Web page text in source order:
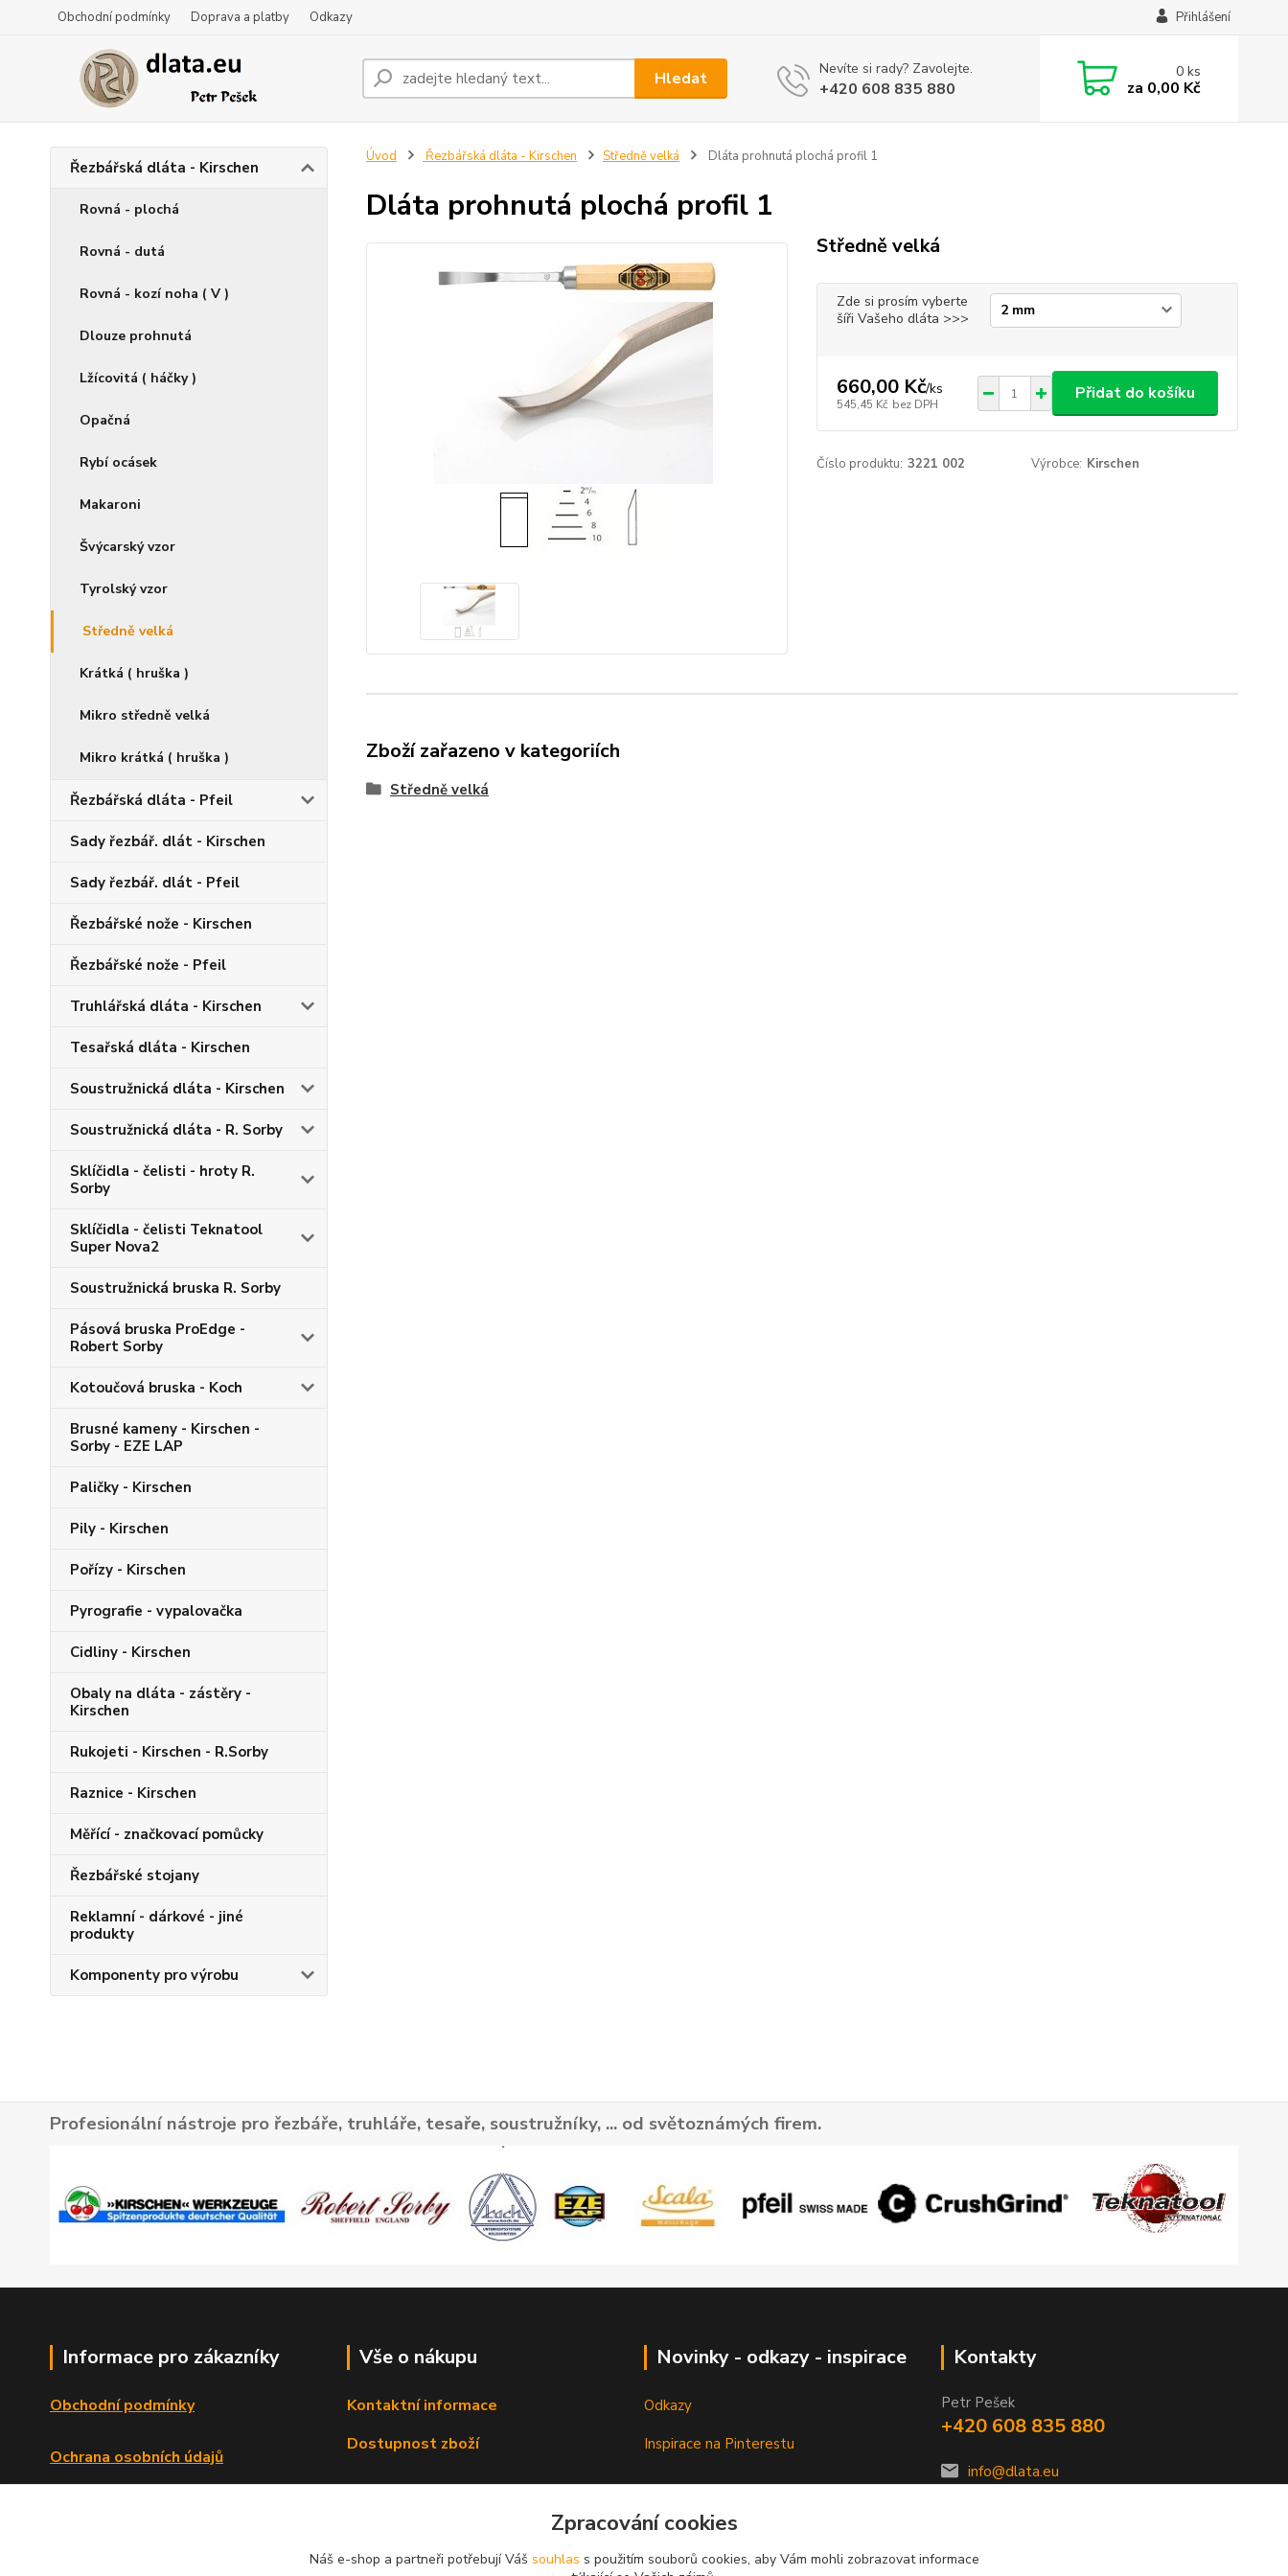
Obchodní podmínky Doprava a platby Odkazy Přihlášení
Hledat Nevíte si rady? Zavolejte.
+420 608 835 880
0ks
za 0,00 Kč
Řezbářská dláta - Kirschen
Rovná - plochá
Rovná - dutá
Rovná - kozí noha ( V )
Dlouze prohnutá
Lžícovitá ( háčky )
Opačná
Rybí ocásek
Makaroni
Švýcarský vzor
Tyrolský vzor
Středně velká
Krátká ( hruška )
Mikro středně velká
Mikro krátká ( hruška )
Řezbářská dláta - Pfeil
Sady řezbář. dlát - Kirschen
Sady řezbář. dlát - Pfeil
Řezbářské nože - Kirschen
Řezbářské nože - Pfeil
Truhlářská dláta - Kirschen
Tesařská dláta - Kirschen
Soustružnická dláta - Kirschen
Soustružnická dláta - R. Sorby
Sklíčidla - čelisti - hroty R.
Sorby
Sklíčidla - čelisti Teknatool
Super Nova2
Soustružnická bruska R. Sorby
Pásová bruska ProEdge -
Robert Sorby
Kotoučová bruska - Koch
Brusné kameny - Kirschen -
Sorby - EZE LAP
Paličky - Kirschen
Pily - Kirschen
Pořízy - Kirschen
Pyrografie - vypalovačka
Cidliny - Kirschen
Obaly na dláta - zástěry -
Kirschen
Rukojeti - Kirschen - R.Sorby
Raznice - Kirschen
Měřící - značkovací pomůcky
Řezbářské stojany
Reklamní - dárkové - jiné
produkty
Komponenty pro výrobu
Úvod Řezbářská dláta - Kirschen Středně velká Dláta prohnutá plochá profil 1
Dláta prohnutá plochá profil 1
Středně velká
Zde si prosím vyberte
šíři Vašeho dláta >>>
660,00 Kč/ks
545,45 Kč bez DPH
Přidat do košíku
Číslo produktu: 3221 002 Výrobce: Kirschen
Zboží zařazeno v kategoriích
Středně velká
Profesionální nástroje pro řezbáře, truhláře, tesaře, soustružníky, ... od světoznámých firem.
Informace pro zákazníky
Obchodní podmínky
Ochrana osobních údajů
Vše o nákupu
Kontaktní informace
Dostupnost zboží
Novinky - odkazy - inspirace
Odkazy
Inspirace na Pinterestu
Kontakty
Petr Pešek
+420 608 835 880
info@dlata.eu
Zpracování cookies
Náš e-shop a partneři potřebují Váš souhlas s použitím souborů cookies, aby Vám mohli zobrazovat informace